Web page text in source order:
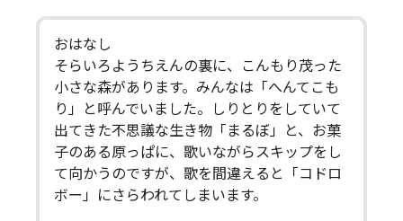
おはなし
そらいろようちえんの裏に、こんもり茂った
小さな森があります。みんなは「へんてこも
り」と呼んでいました。しりとりをしていて
出てきた不思議な生き物「まるぼ」と、お菓
子のある原っぱに、歌いながらスキップをし
て向かうのですが、歌を間違えると「コドロ
ボー」にさらわれてしまいます。